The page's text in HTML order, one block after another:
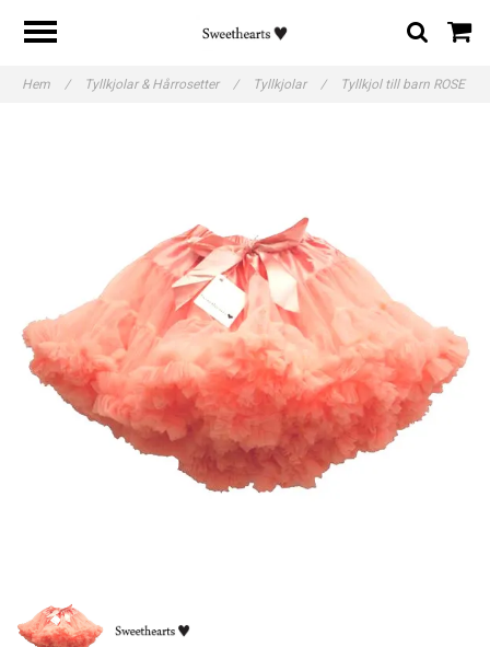
Hem / Tyllkjolar & Hårrosetter / Tyllkjolar / Tyllkjol till barn ROSE